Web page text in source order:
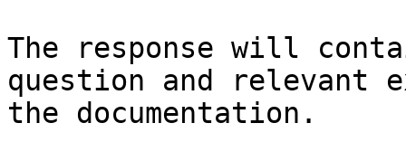
The response will
question and relevant
the documentation.